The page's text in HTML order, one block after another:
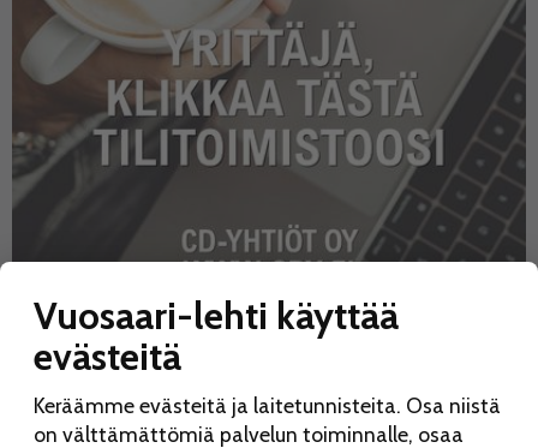
Koko perheen Elojuhlia vietetään Liinamaanpuistossa
15.8.7.8. 10:28
Vuosaari-lehti käyttää
evästeitä
Keräämme evästeitä ja laitetunnisteita. Osa niistä
on välttämättömiä palvelun toiminnalle, osaa